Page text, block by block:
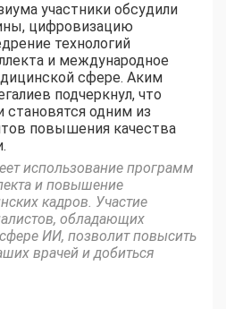
участники обсудили
цифровизацию
технологий
и международное
сфере. Аким
подчеркнул, что
одним из
повышения качества
использование программ
и повышение
кадров. Участие
обладающих
ИИ, позволит повысить
врачей и добиться